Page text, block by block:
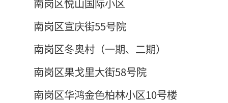
南岗区悦山国际小区
南岗区宣庆街55号院
南岗区冬奥村（一期、二期）
南岗区果戈里大街58号院
南岗区华鸿金色柏林小区10号楼